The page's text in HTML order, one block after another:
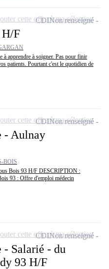
H/F
à apprendre à soigner. Pas pour finir
patients. Pourtant c'est le quotidien de
CDINon renseigné
cette offre à ma sélection
- Aulnay
BOIS
Bois 93 H/F DESCRIPTION :
93 : Offre d'emploi médecin
CDINon renseigné
cette offre à ma sélection
- Salarié - du
93 H/F
CDINon renseigné
cette offre à ma sélection